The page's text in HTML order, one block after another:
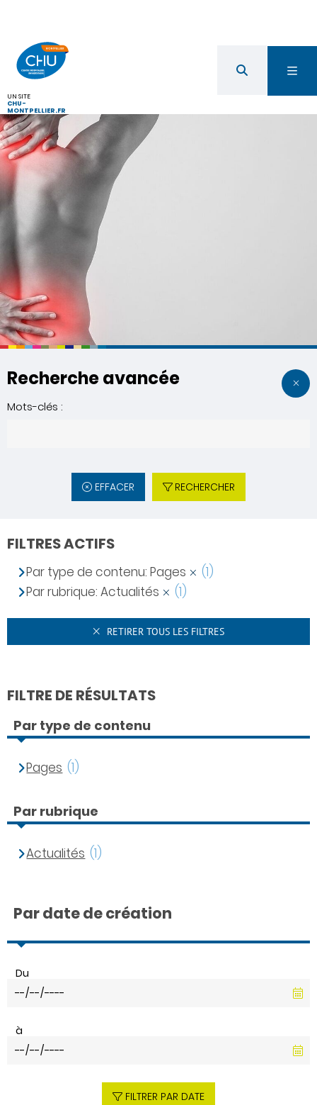
UN SITE
CHU-
MONTPELLIER.FR
Recherche avancée
Mots-clés :
EFFACER RECHERCHER
FILTRES ACTIFS
Par type de contenu: Pages
(1)
Par rubrique: Actualités
(1)
RETIRER TOUS LES FILTRES
FILTRE DE RÉSULTATS
Par type de contenu
Pages (1)
Par rubrique
Actualités (1)
Par date de création
Du
à
FILTRER PAR DATE